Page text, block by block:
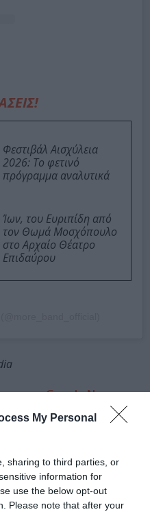
My Personal
sharing to third parties, or
information for
use the below opt-out
Please note that after your
Φεστιβάλ Αισχύλεια
2026: Το φετινό
πρόγραμμα αναλυτικά
Ίων, του Ευριπίδη από
τον Θωμά Μοσχόπουλο
στο Αρχαίο Θέατρο
Επιδαύρου
στοGoogle Newsκαι